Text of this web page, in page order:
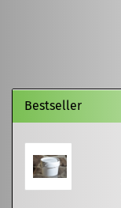
Bestseller